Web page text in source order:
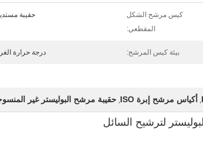
كيس مرشح الشكل
المقطعي:
حقيبة
بيئة كيس المرشح: درجة حرارة
, أكياس مرشح إبرة ISO , حقيبة مرشح البوليستر غير